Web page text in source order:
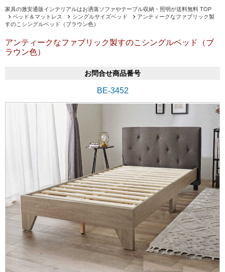
家具の激安通販インテリアルはお洒落ソファやテーブル収納・照明が送料無料 TOP
ベッド＆マットレス
シングルサイズベッド
アンティークなファブリック製
すのこシングルベッド（ブラウン色）
アンティークなファブリック製すのこシングルベッド（ブ
ラウン色）
お問合せ商品番号
BE-3452